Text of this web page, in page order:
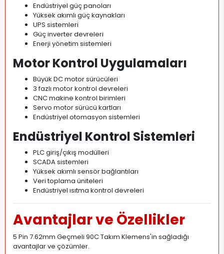
Endüstriyel güç panoları
Yüksek akımlı güç kaynakları
UPS sistemleri
Güç inverter devreleri
Enerji yönetim sistemleri
Motor Kontrol Uygulamaları
Büyük DC motor sürücüleri
3 fazlı motor kontrol devreleri
CNC makine kontrol birimleri
Servo motor sürücü kartları
Endüstriyel otomasyon sistemleri
Endüstriyel Kontrol Sistemleri
PLC giriş/çıkış modülleri
SCADA sistemleri
Yüksek akımlı sensör bağlantıları
Veri toplama üniteleri
Endüstriyel ısıtma kontrol devreleri
Avantajlar ve Özellikler
5 Pin 7.62mm Geçmeli 90C Takım Klemens'in sağladığı
avantajlar ve çözümler.